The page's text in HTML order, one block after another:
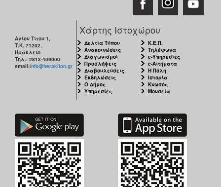
Αγίου Τίτου 1,
Τ.Κ. 71202,
Ηράκλειο
Τηλ.: 2813-409000
email:info@heraklion.gr
Χάρτης Ιστοχώρου
Δελτία Τύπου
Ανακοινώσεις
Διαγωνισμοί
Προσλήψεις
Διαβουλεύσεις
Εκδηλώσεις
Ο Δήμος
Υπηρεσίες
Κ.Ε.Π.
Τηλέφωνα
e-Υπηρεσίες
e-Αιτήματα
Η Πόλη
Ιστορία
Κνωσός
Μουσεία